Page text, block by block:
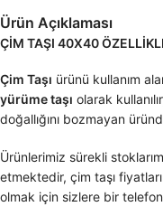
Ürün Açıklaması
ÇİM TAŞI 40X40
Çim Taşı ürünü kullanım
yürüme taşı olarak
doğallığını bozmayan
Ürünlerimiz sürekli
etmektedir, çim taşı
olmak için sizlere bir